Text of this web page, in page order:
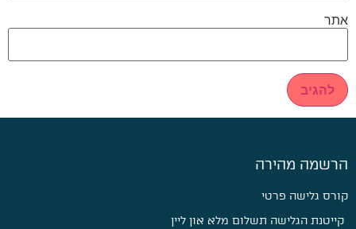
אתר
הרשמה מהירה
קורס גלישה פרטי
קייטנת הגלישה תשלום מלא און ליין